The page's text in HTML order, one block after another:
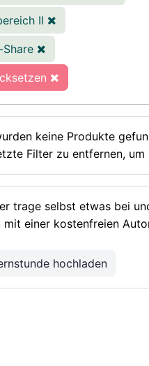
II
keine Produkte
Filter zu entfernen, um
trage selbst etwas bei
mit einer kostenfreien
hochladen